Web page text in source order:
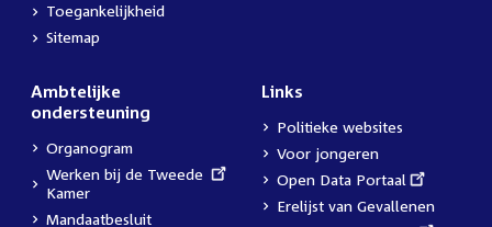
Toegankelijkheid
Sitemap
Ambtelijke
ondersteuning
Organogram
External
link:
Werken bij de Tweede
Kamer
Mandaatbesluit
Links
Politieke websites
Voor jongeren
External
link:
Open Data Portaal
Erelijst van Gevallenen